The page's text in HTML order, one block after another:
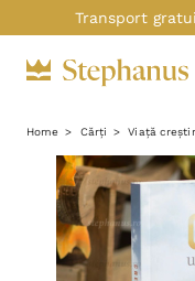
Transport
Home Cărți Viață